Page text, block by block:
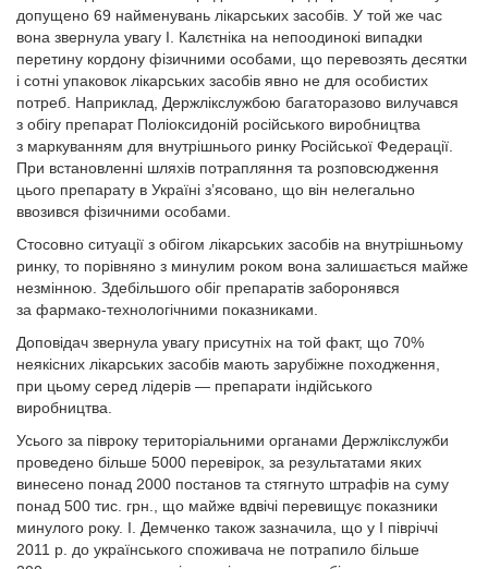
допущено 69 найменувань лікарських засобів. У той же час
вона звернула увагу І. Калєтніка на непоодинокі випадки
перетину кордону фізичними особами, що перевозять десятки
і сотні упаковок лікарських засобів явно не для особистих
потреб. Наприклад, Держлікслужбою багаторазово вилучався
з обігу препарат Поліоксидоній російського виробництва
з маркуванням для внутрішнього ринку Російської Федерації.
При встановленні шляхів потрапляння та розповсюдження
цього препарату в Україні з’ясовано, що він нелегально
ввозився фізичними особами.
Стосовно ситуації з обігом лікарських засобів на внутрішньому
ринку, то порівняно з минулим роком вона залишається майже
незмінною. Здебільшого обіг препаратів заборонявся
за фармако-технологічними показниками.
Доповідач звернула увагу присутніх на той факт, що 70%
неякісних лікарських засобів мають зарубіжне походження,
при цьому серед лідерів — препарати індійського
виробництва.
Усього за півроку територіальними органами Держлікслужби
проведено більше 5000 перевірок, за результатами яких
винесено понад 2000 постанов та стягнуто штрафів на суму
понад 500 тис. грн., що майже вдвічі перевищує показники
минулого року. І. Демченко також зазначила, що у I півріччі
2011 р. до українського споживача не потрапило більше